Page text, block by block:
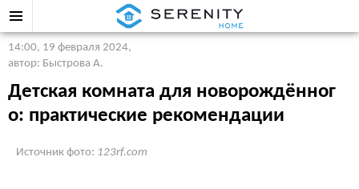
14:00, 19 февраля 2024,
автор: Быстрова А.
Детская комната для новорождённог
о: практические рекомендации
Источник фото: 123rf.com